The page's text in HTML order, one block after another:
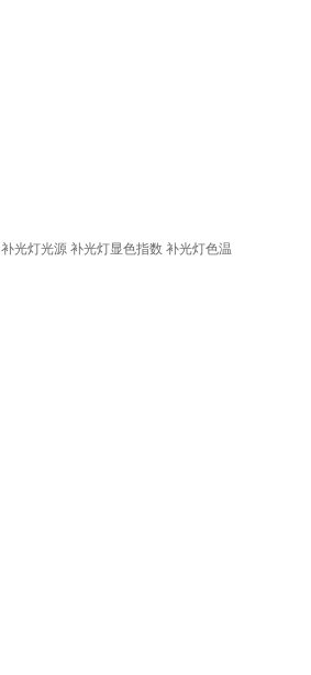
补光灯光源 补光灯显色指数 补光灯色温